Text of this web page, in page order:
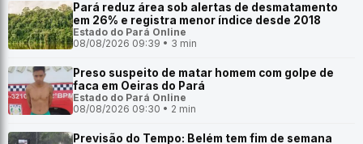
Pará reduz área sob alertas de desmatamento
em 26% e registra menor índice desde 2018
Estado do Pará Online
08/08/2026 09:39 • 3 min
Preso suspeito de matar homem com golpe de
faca em Oeiras do Pará
Estado do Pará Online
08/08/2026 09:30 • 2 min
Previsão do Tempo: Belém tem fim de semana